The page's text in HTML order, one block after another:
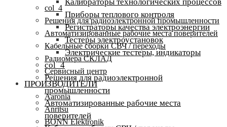
col_4
Решения для радиоэлектронной промышленности
Автоматизированные рабочие места поверителей
Кабельные сборки СВЧ / переходы
Радиомера СКЛАД
Сервисный центр
ПРОИЗВОДИТЕЛИ
Aaronia
Anritsu
BONN Elektronik
Приборы теплового контроля
Регистраторы качества электроэнергии
Тестеры электроустановок
Электрические тестеры, индикаторы
col_4
Решения для радиоэлектронной
промышленности
Автоматизированные рабочие места
поверителей